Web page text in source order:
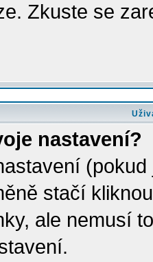
Zkuste se
nastavení?
stačí
ale nemusí